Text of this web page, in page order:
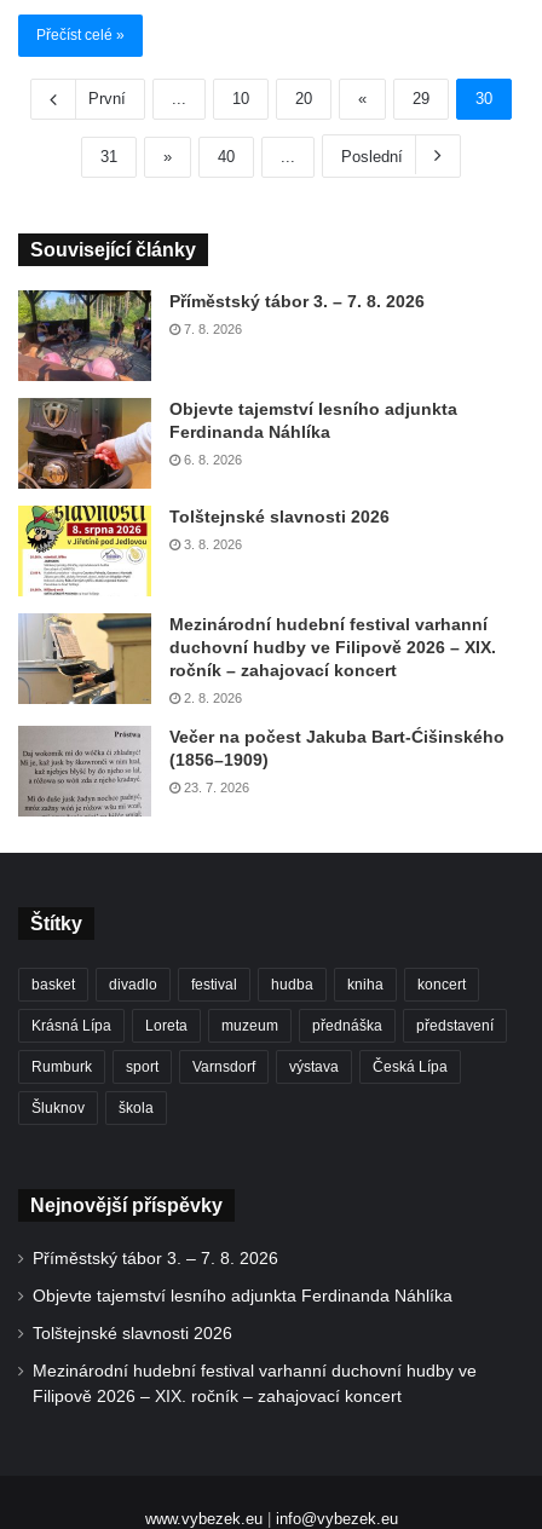
Přečíst celé »
První 10 20 « 29 30
31 » 40 Poslední
Související články
Příměstský tábor 3. – 7. 8. 2026
7. 8. 2026
Objevte tajemství lesního adjunkta
Ferdinanda Náhlíka
6. 8. 2026
Tolštejnské slavnosti 2026
3. 8. 2026
Mezinárodní hudební festival varhanní
duchovní hudby ve Filipově 2026 – XIX.
ročník – zahajovací koncert
2. 8. 2026
Večer na počest Jakuba Bart-Ćišinského
(1856–1909)
23. 7. 2026
Štítky
basket divadlo festival hudba kniha koncert
Krásná Lípa Loreta muzeum přednáška představení
Rumburk sport Varnsdorf výstava Česká Lípa
Šluknov škola
Nejnovější příspěvky
Příměstský tábor 3. – 7. 8. 2026
Objevte tajemství lesního adjunkta Ferdinanda Náhlíka
Tolštejnské slavnosti 2026
Mezinárodní hudební festival varhanní duchovní hudby ve
Filipově 2026 – XIX. ročník – zahajovací koncert
www.vybezek.eu| info@vybezek.eu